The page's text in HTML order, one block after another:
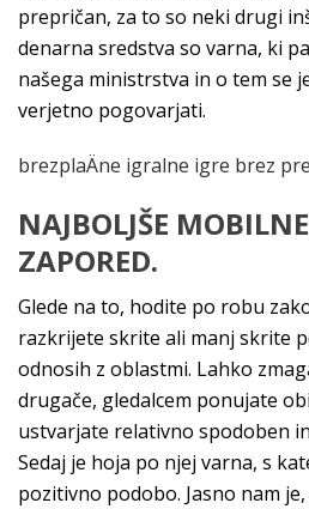
prepričan, za to so neki drugi
denarna sredstva so varna, ki
našega ministrstva in o tem se
verjetno pogovarjati.
brezplaÄne igralne igre brez
NAJBOLJŠE
ZAPORED.
Glede na to, hodite po robu
razkrijete skrite ali manj skrite
odnosih z oblastmi. Lahko
drugače, gledalcem ponujate
ustvarjate relativno spodoben
Sedaj je hoja po njej varna, s
pozitivno podobo. Jasno nam